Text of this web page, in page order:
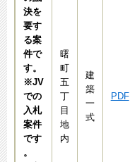
決を
要す
る案
件で
す。
※JV
での
入札
案件
です​
。
曙
町
五
丁
目
地
内
建
築
一
式
PDF